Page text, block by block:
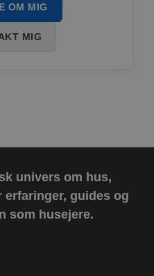
OM MIG
MIG
univers om hus,
erfaringer, guides og
som husejere.